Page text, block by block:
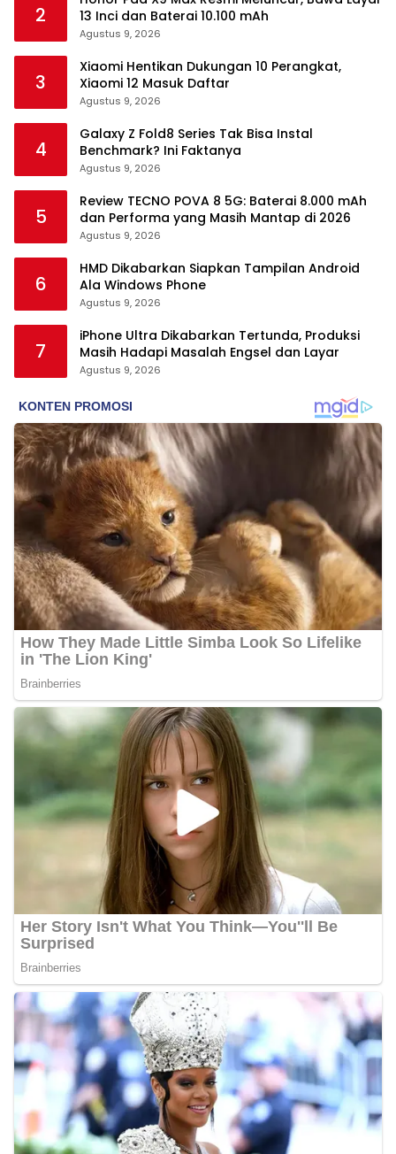
2
13 Inci dan Baterai 10.100 mAh
Agustus 9, 2026
3
Xiaomi Hentikan Dukungan 10 Perangkat,
Xiaomi 12 Masuk Daftar
Agustus 9, 2026
4
Galaxy Z Fold8 Series Tak Bisa Instal
Benchmark? Ini Faktanya
Agustus 9, 2026
5
Review TECNO POVA 8 5G: Baterai 8.000 mAh
dan Performa yang Masih Mantap di 2026
Agustus 9, 2026
6
HMD Dikabarkan Siapkan Tampilan Android
Ala Windows Phone
Agustus 9, 2026
7
iPhone Ultra Dikabarkan Tertunda, Produksi
Masih Hadapi Masalah Engsel dan Layar
Agustus 9, 2026